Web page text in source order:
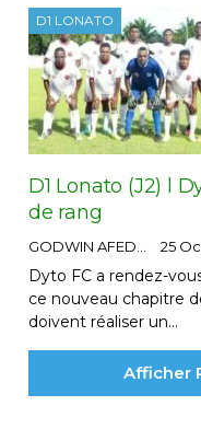
D1 LONATO
D1 Lonato (J2) l
de rang
GODWIN AFEDO 25
Dyto FC a rendez-
ce nouveau chapitre
doivent réaliser un…
Afficher